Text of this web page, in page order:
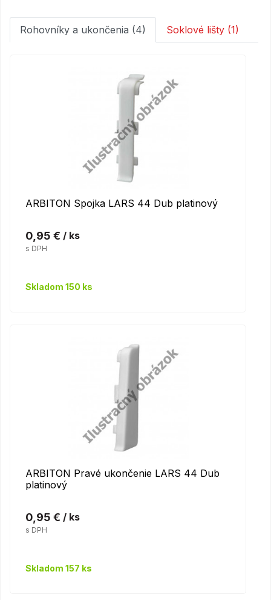
Rohovníky a ukončenia (4) Soklové lišty (1)
ARBITON Spojka LARS 44 Dub platinový
0,95 € / ks
s DPH
Skladom 150 ks
ARBITON Pravé ukončenie LARS 44 Dub
platinový
0,95 € / ks
s DPH
Skladom 157 ks